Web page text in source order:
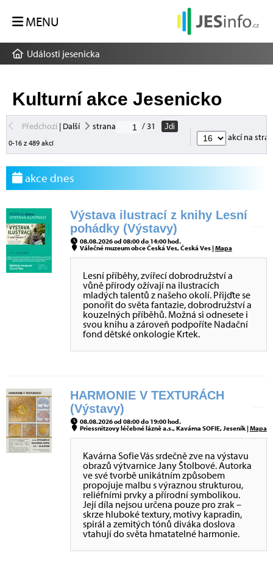
MENU
Události jesenicka
Kulturní akce Jesenicko
Předchozí| Další strana / 31
Jdi
0-16 z 489 akcí
akcí na
akce dnes
Výstava ilustrací z knihy Lesní
pohádky (Výstavy)
08.08.2026 od 08:00 do 14:00 hod.
Válečné muzeum obce Česká Ves, Česká Ves |Mapa
Lesní příběhy, zvířecí dobrodružství a
vůně přírody ožívají na ilustracích
mladých talentů z našeho okolí. Přijďte se
ponořit do světa fantazie, dobrodružství a
kouzelných příběhů. Možná si odnesete i
svou knihu a zároveň podpoříte Nadační
fond dětské onkologie Krtek.
HARMONIE V TEXTURÁCH
(Výstavy)
08.08.2026 od 08:00 do 19:00 hod.
Priessnitzovy léčebné lázně a.s., Kavárna SOFIE, Jeseník |Mapa
Kavárna Sofie Vás srdečně zve na výstavu
obrazů výtvarnice Jany Štolbové. Autorka
ve své tvorbě unikátním způsobem
propojuje malbu s výraznou strukturou,
reliéfními prvky a přírodní symbolikou.
Její díla nejsou určena pouze pro zrak –
skrze hluboké textury, motivy kapradin,
spirál a zemitých tónů diváka doslova
vtahují do světa hmatatelné harmonie.